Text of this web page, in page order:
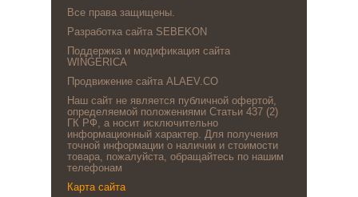
Все права защищены.
Разработка сайта SEBEKON
Поддержка и модификация сайта
WINGERICA
Продвижение сайта ALAEV.CO
Наш сайт не является публичной офертой,
определяемой положениями Статьи 437 (2)
ГК РФ, а носит исключительно
информационный характер. Для получения
точной информации о наличии и стоимости
товара, пожалуйста, обращайтесь по нашим
телефонам
Карта сайта